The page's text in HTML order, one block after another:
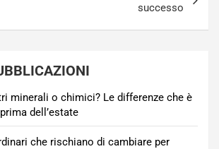
successo
minerali o chimici? Le differenze che è
dell’estate
che rischiano di cambiare per